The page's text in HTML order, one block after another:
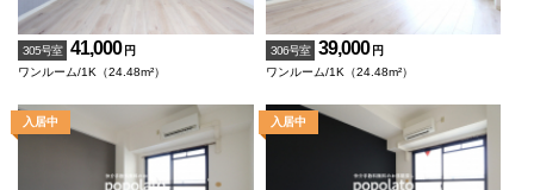
305号室 41,000 円
ワンルーム/1K（24.48m²）
306号室 39,000 円
ワンルーム/1K（24.48m²）